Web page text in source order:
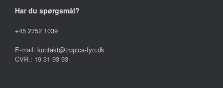
Har du spørgsmål?
+45 2752 1039
E-mail: kontakt@tropica-fyn.dk
CVR.: 19 31 93 93